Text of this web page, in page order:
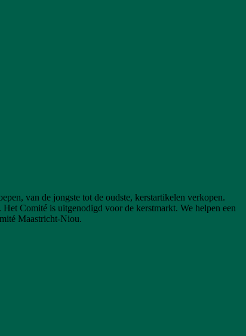
van de jongste tot de oudste, kerstartikelen verkopen.
Het Comité is uitgenodigd voor de kerstmarkt. We helpen een
Maastricht-Niou.